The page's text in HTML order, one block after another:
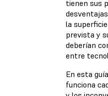
tienen sus
la
prevista y
deberían
entre
En esta
funciona